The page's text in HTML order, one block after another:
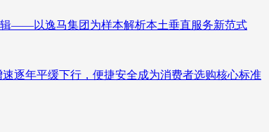
——以逸马集团为样本解析本土垂直服务新范式
逐年平缓下行，便捷安全成为消费者选购核心标准